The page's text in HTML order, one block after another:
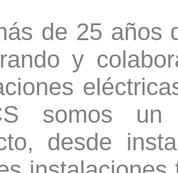
de 25 años
y
somos un
desde